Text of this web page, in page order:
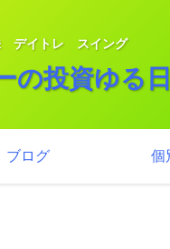
デイトレ スイング
の投資ゆる
ブログ 個